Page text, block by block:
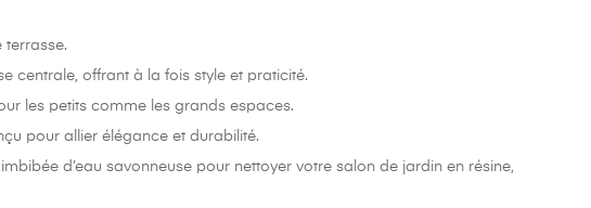
centrale, offrant à la fois style et praticité.
les petits comme les grands espaces.
pour allier élégance et durabilité.
d’eau savonneuse pour nettoyer votre salon de jardin en résine,